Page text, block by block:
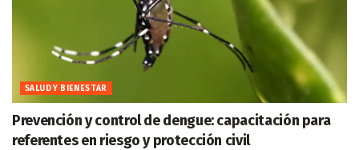
SALUD Y BIENESTAR
Prevención y control de dengue: capacitación para
referentes en riesgo y protección civil